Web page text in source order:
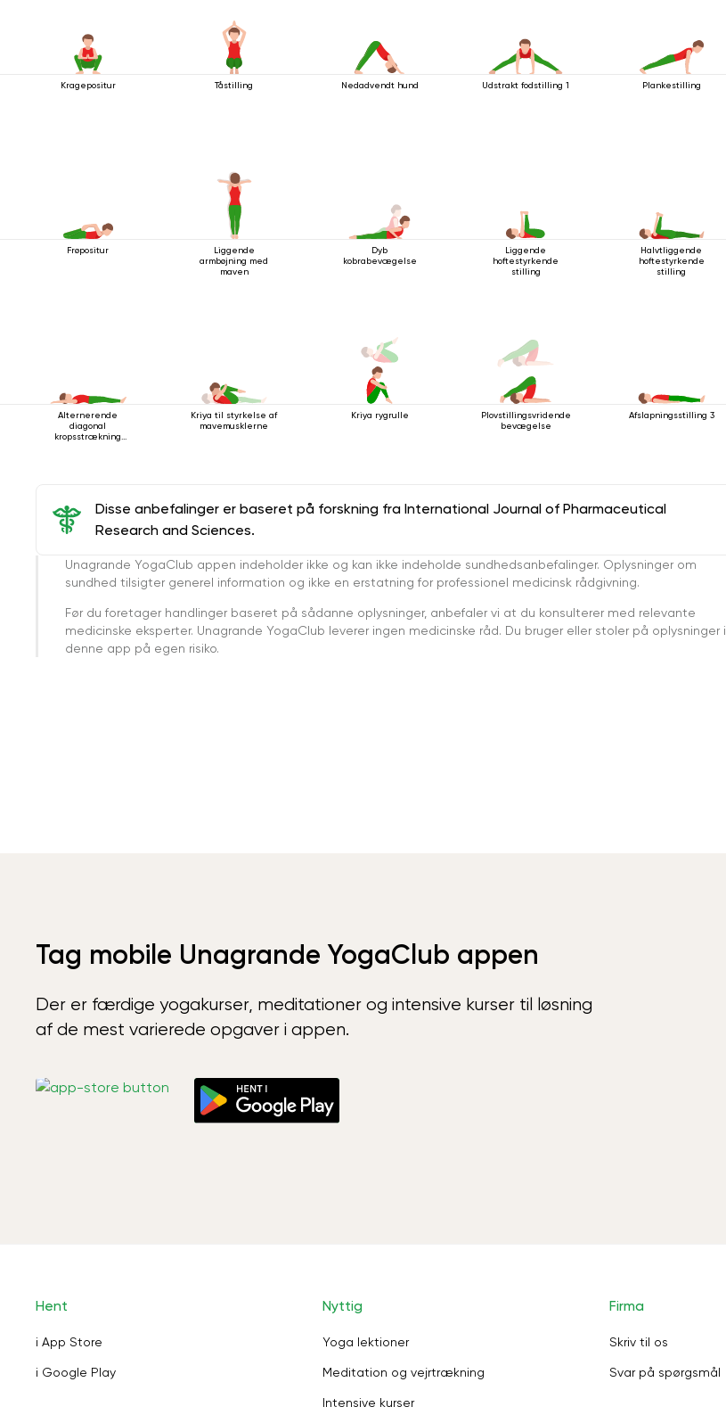
Kragepositur Tåstilling Nedadvendt hund Udstrakt fodstilling 1 Plankestilling
Frøpositur
Liggende
armbøjning med
maven
Dyb
kobrabevægelse
Liggende
hoftestyrkende
stilling
Halvtliggende
hoftestyrkende
stilling
Alternerende
diagonal
kropsstrækning
Kriya til styrkelse af
mavemusklerne
Kriya rygrulle
Plovstillingsvridende
bevægelse
Afslapningsstilling 3
Disse anbefalinger er baseret på forskning fra International Journal of Pharmaceutical
Research and Sciences.
Unagrande YogaClub appen indeholder ikke og kan ikke indeholde sundhedsanbefalinger. Oplysninger om
sundhed tilsigter generel information og ikke en erstatning for professionel medicinsk rådgivning.
Før du foretager handlinger baseret på sådanne oplysninger, anbefaler vi at du konsulterer med relevante
medicinske eksperter. Unagrande YogaClub leverer ingen medicinske råd. Du bruger eller stoler på oplysninger i
denne app på egen risiko.
Tag mobile Unagrande YogaClub appen
Der er færdige yogakurser, meditationer og intensive kurser til løsning
af de mest varierede opgaver i appen.
Hent
i App Store
i Google Play
Nyttig
Yoga lektioner
Meditation og vejrtrækning
Intensive kurser
Firma
Skriv til os
Svar på spørgsmål